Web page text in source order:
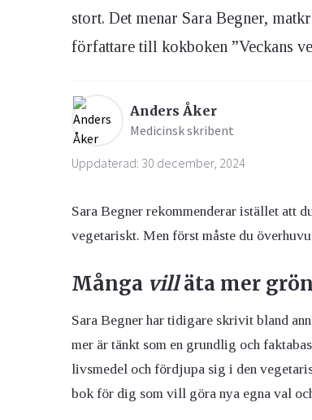
Ögon & Öron
stort. Det menar Sara Begner,
författare till kokboken ”Veckans
Anders Åker
Medicinsk skribent
Uppdaterad: 30 december, 2024
Sara Begner rekommenderar istället att
vegetariskt. Men först måste du
Många villäta mer
Sara Begner har tidigare skrivit bland
mer är tänkt som en grundlig och
livsmedel och fördjupa sig i den
bok för dig som vill göra nya egna val